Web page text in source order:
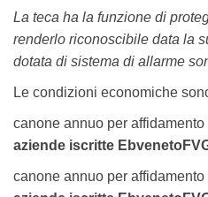
La teca ha la funzione di
renderlo riconoscibile data la
dotata di sistema di allarme
Le condizioni economiche
canone annuo per
aziende iscritte
canone annuo per